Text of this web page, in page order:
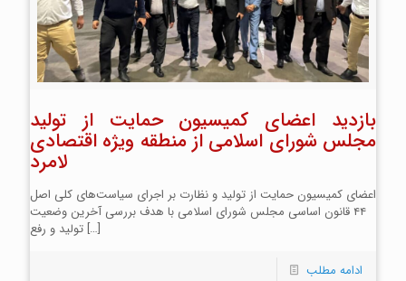
بازدید اعضای کمیسیون حمایت از تولید
مجلس شورای اسلامی از منطقه ویژه اقتصادی
لامرد
اعضای کمیسیون حمایت از تولید و نظارت بر اجرای سیاست‌های کلی اصل
۴۴ قانون اساسی مجلس شورای اسلامی با هدف بررسی آخرین وضعیت
تولید و رفع[…]
ادامه مطلب